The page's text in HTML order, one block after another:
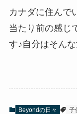
カナダに住んで
当たり前の感じ
す♪自分はそん
Beyondの日々 子